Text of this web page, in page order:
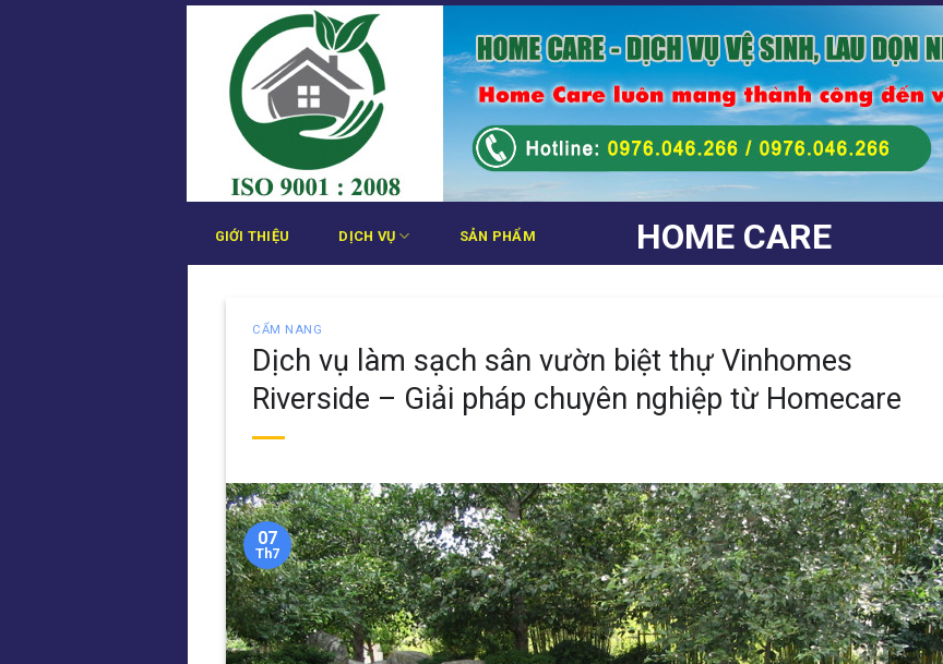
Bỏ
HOME CARE
GIỚI THIỆU DỊCH VỤ SẢN PHẨM
CẨM NANG
Dịch vụ làm sạch sân vườn biệt thự Vinhomes
Riverside – Giải pháp chuyên nghiệp từ Homecare
07
Th7